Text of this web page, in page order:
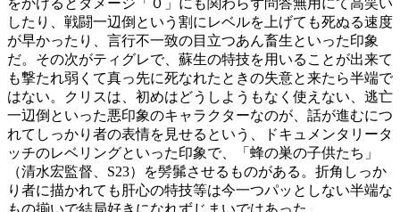
をかけるとダメージ「０」にも関わらず問答無用にて高笑い
したり、戦闘一辺倒という割にレベルを上げても死ぬる速度
が早かったり、言行不一致の目立つあん畜生といった印象
だ。その次がティグレで、蘇生の特技を用いることが出来て
も撃たれ弱くて真っ先に死なれたときの失意と来たら半端で
はない。クリスは、初めはどうしようもなく使えない、逃亡
一辺倒といった悪印象のキャラクターなのが、話が進むにつ
れてしっかり者の表情を見せるという、ドキュメンタリータ
ッチのレベリングといった印象で、「蜂の巣の子供たち」
（清水宏監督、S23）を髣髴させるものがある。折角しっか
り者に描かれても肝心の特技等は今一つパッとしない半端な